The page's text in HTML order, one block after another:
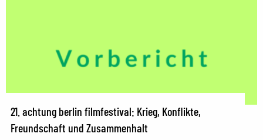
21. achtung berlin filmfestival: Krieg, Konflikte,
Freundschaft und Zusammenhalt